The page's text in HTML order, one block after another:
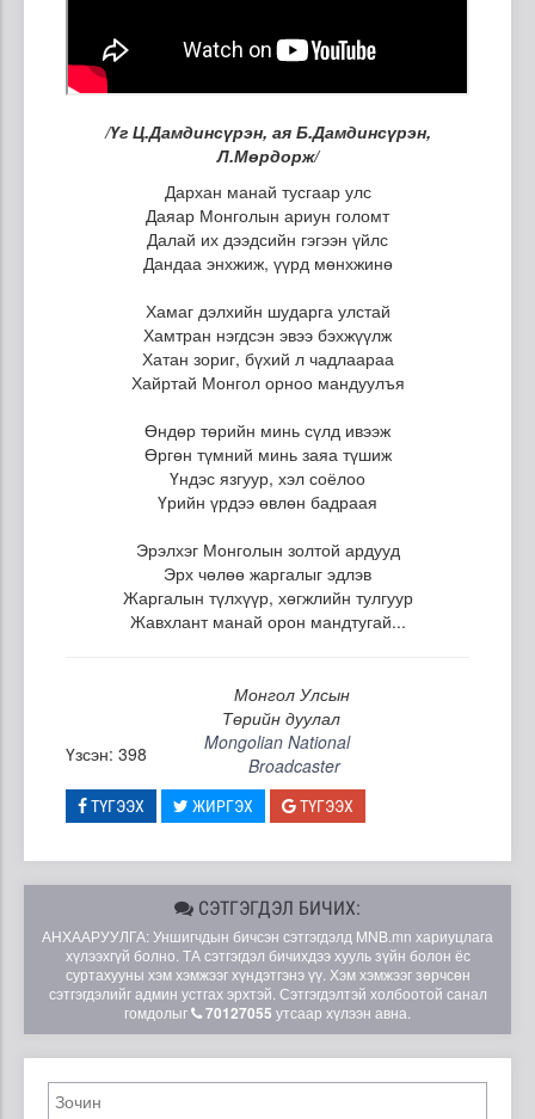
/Үг Ц.Дамдинсүрэн, ая Б.Дамдинсүрэн,
Л.Мөрдорж/
Дархан манай тусгаар улс
Даяар Монголын ариун голомт
Далай их дээдсийн гэгээн үйлс
Дандаа энхжиж, үүрд мөнхжинө
Хамаг дэлхийн шударга улстай
Хамтран нэгдсэн эвээ бэхжүүлж
Хатан зориг, бүхий л чадлаараа
Хайртай Монгол орноо мандуулъя
Өндөр төрийн минь сүлд ивээж
Өргөн түмний минь заяа түшиж
Үндэс язгуур, хэл соёлоо
Үрийн үрдээ өвлөн бадраая
Эрэлхэг Монголын золтой ардууд
Эрх чөлөө жаргалыг эдлэв
Жаргалын түлхүүр, хөгжлийн тулгуур
Жавхлант манай орон мандтугай...
Монгол Улсын
Төрийн дуулал
Үзсэн: 398
Mongolian National
Broadcaster
ТҮГЭЭХ ЖИРГЭХ ТҮГЭЭХ
СЭТГЭГДЭЛ БИЧИХ:
АНХААРУУЛГА: Уншигчдын бичсэн сэтгэгдэлд MNB.mn хариуцлага
хүлээхгүй болно. ТА сэтгэгдэл бичихдээ хууль зүйн болон ёс
суртахууны хэм хэмжээг хүндэтгэнэ үү. Хэм хэмжээг зөрчсөн
сэтгэгдэлийг админ устгах эрхтэй. Сэтгэгдэлтэй холбоотой санал
гомдолыг
70127055 утсаар хүлээн авна.